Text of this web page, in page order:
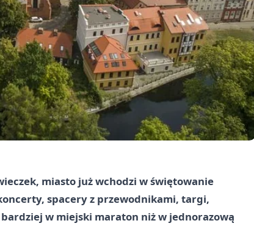
miasto już wchodzi w świętowanie
spacery z przewodnikami, targi,
w miejski maraton niż w jednorazową